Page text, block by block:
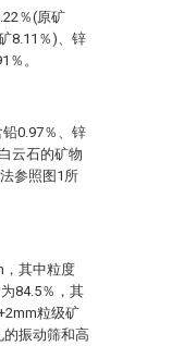
％(原矿
8.11％)、锌
。
0.97％、锌
云石的矿物
参照图1所
，其中粒度
84.5％，其
粒级矿
的振动筛和高